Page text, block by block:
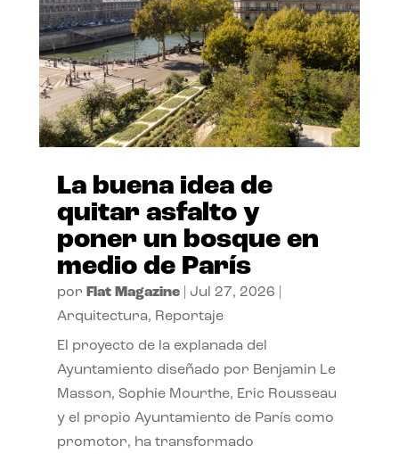
La buena idea de
quitar asfalto y
poner un bosque en
medio de París
por Flat Magazine| Jul 27, 2026
Arquitectura, Reportaje
El proyecto de la explanada del
Ayuntamiento diseñado por Benjamin Le
Masson, Sophie Mourthe, Eric Rousseau
y el propio Ayuntamiento de París como
promotor, ha transformado